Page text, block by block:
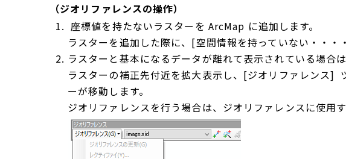
（ジオリファレンスの操作）
座標値を持たないラスターを ArcMap に追加します。
ラスターを追加した際に、[空間情報を持っていない・・
ラスターと基本になるデータが離れて表示されている場合
ラスターの補正先付近を拡大表示し、[ジオリファレンス]
ーが移動します。
ジオリファレンスを行う場合は、ジオリファレンスに使用